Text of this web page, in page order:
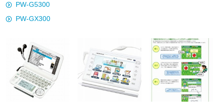
PW-G5300
PW-GX300